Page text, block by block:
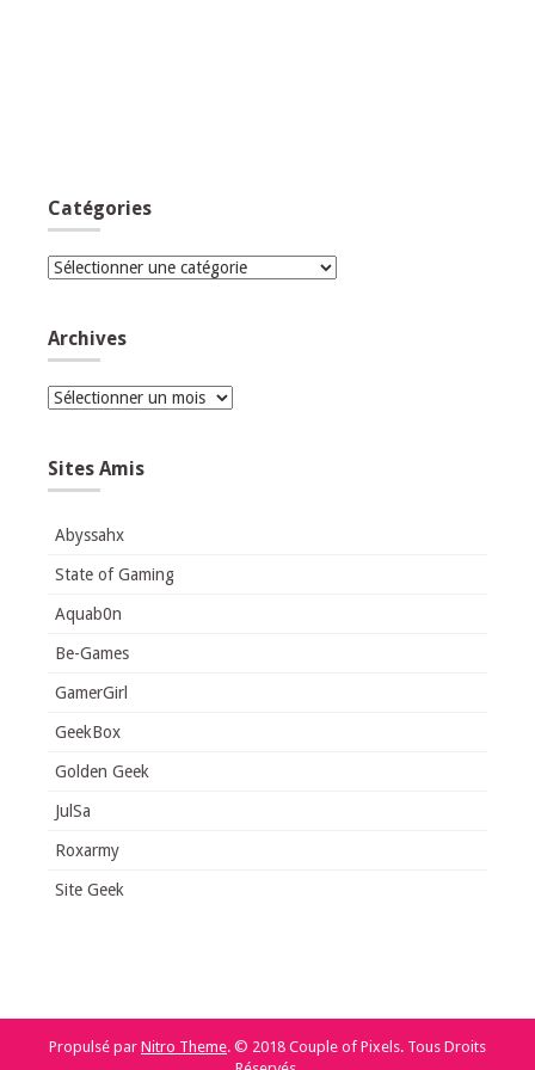
Catégories
Catégories
Archives
Archives
Sites Amis
Abyssahx
State of Gaming
Aquab0n
Be-Games
GamerGirl
GeekBox
Golden Geek
JulSa
Roxarmy
Site Geek
Propulsé par Nitro Theme. © 2018 Couple of Pixels. Tous Droits